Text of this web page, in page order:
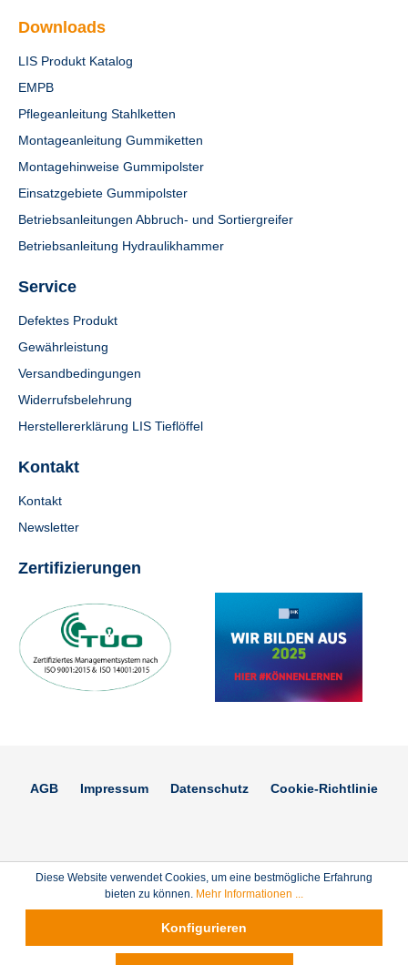
Downloads
LIS Produkt Katalog
EMPB
Pflegeanleitung Stahlketten
Montageanleitung Gummiketten
Montagehinweise Gummipolster
Einsatzgebiete Gummipolster
Betriebsanleitungen Abbruch- und Sortiergreifer
Betriebsanleitung Hydraulikhammer
Service
Defektes Produkt
Gewährleistung
Versandbedingungen
Widerrufsbelehrung
Herstellererklärung LIS Tieflöffel
Kontakt
Kontakt
Newsletter
Zertifizierungen
AGB Impressum Datenschutz Cookie-Richtlinie
Diese Website verwendet Cookies, um eine bestmögliche Erfahrung
bieten zu können. Mehr Informationen ...
Konfigurieren